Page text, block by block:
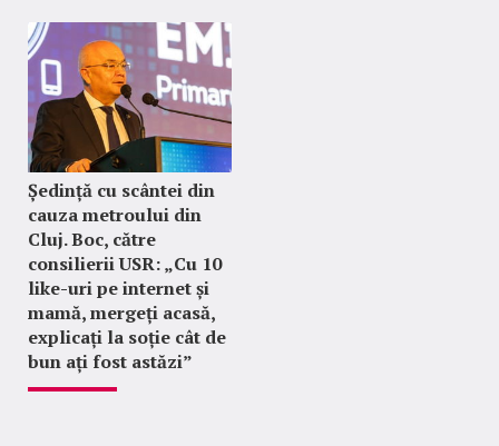
Ședință cu scântei din
cauza metroului din
Cluj. Boc, către
consilierii USR: „Cu 10
like-uri pe internet și
mamă, mergeți acasă,
explicați la soție cât de
bun ați fost astăzi”